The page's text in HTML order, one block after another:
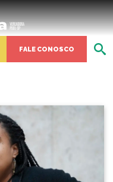
FALE CONOSCO